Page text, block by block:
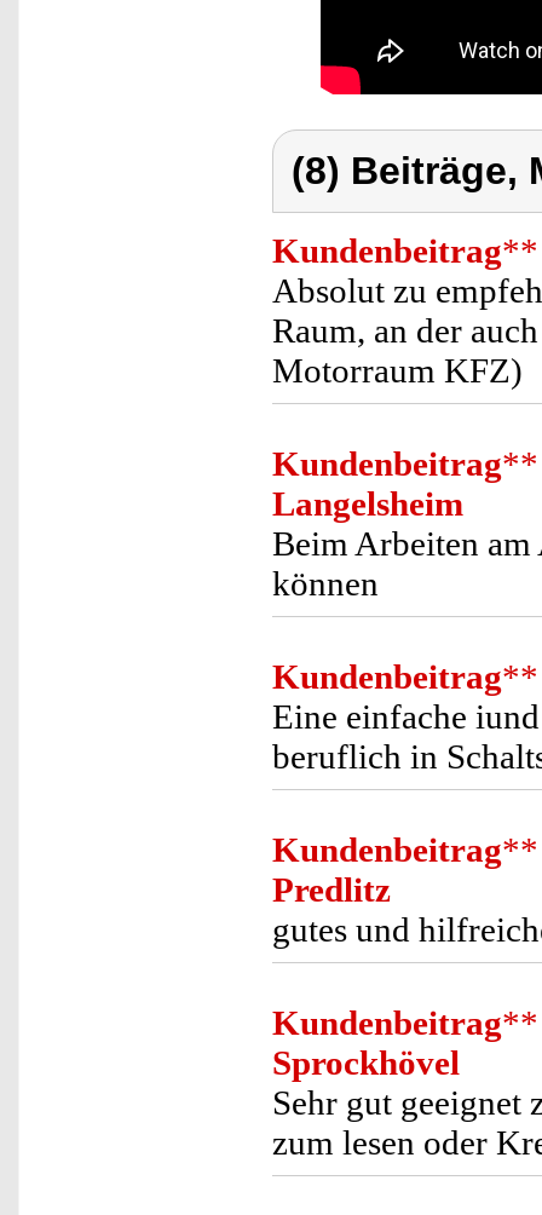
(8) Beiträge,
Kundenbeitrag**
Absolut zu
Raum, an der
Motorraum KFZ)
Kundenbeitrag**
Langelsheim
Beim Arbeiten am
können
Kundenbeitrag**
Eine einfache
beruflich in
Kundenbeitrag**
Predlitz
gutes und
Kundenbeitrag**
Sprockhövel
Sehr gut
zum lesen oder